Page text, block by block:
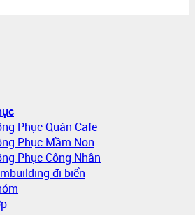
Phục Quán Cafe
Phục Mầm Non
Phục Công Nhân
đi biển